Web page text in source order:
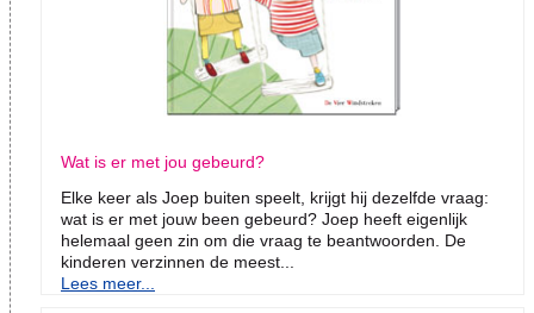
Wat is er met jou gebeurd?
Elke keer als Joep buiten speelt, krijgt hij dezelfde vraag:
wat is er met jouw been gebeurd? Joep heeft eigenlijk
helemaal geen zin om die vraag te beantwoorden. De
kinderen verzinnen de meest...
Lees meer...